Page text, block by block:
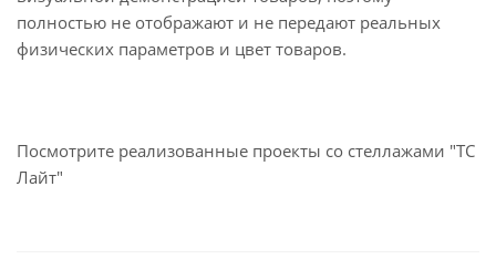
полностью не отображают и не передают реальных
физических параметров и цвет товаров.
Посмотрите реализованные проекты со стеллажами "ТС
Лайт"